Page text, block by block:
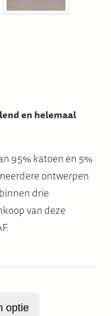
en helemaal
95% katoen en 5%
ontwerpen
drie
van deze